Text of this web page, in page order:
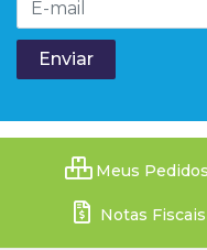
Meus Pedidos
Notas Fiscais